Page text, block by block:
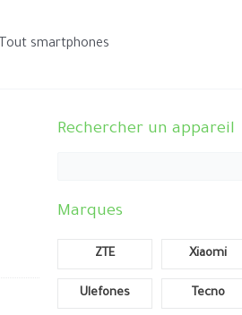
Tout smartphones
Rechercher un appareil
Marques
ZTE Xiaomi
Ulefones Tecno